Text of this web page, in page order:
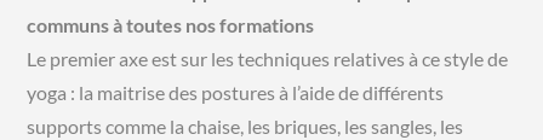
communs à toutes nos formations
Le premier axe est sur les techniques relatives à ce style de
yoga : la maitrise des postures à l’aide de différents
supports comme la chaise, les briques, les sangles, les